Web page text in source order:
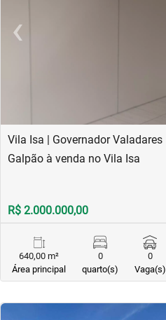
‹Previous
Vila Isa | Governador Valadares
Galpão à venda no Vila Isa
R$ 2.000.000,00
640,00 m²
Área principal
0
quarto(s)
0
Vaga(s)
<